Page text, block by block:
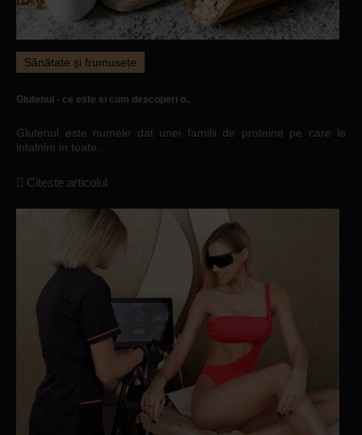
Sănătate și frumusețe
Glutenul - ce este si cum descoperi o..
Glutenul este numele dat unei familii de proteine pe care le
intalnim in toate..
Citeste articolul